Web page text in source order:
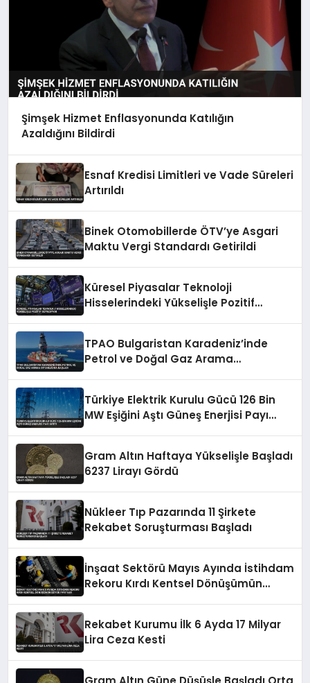
Şimşek Hizmet Enflasyonunda Katılığın
Azaldığını Bildirdi
Esnaf Kredisi Limitleri ve Vade Süreleri
Artırıldı
Binek Otomobillerde ÖTV’ye Asgari
Maktu Vergi Standardı Getirildi
Küresel Piyasalar Teknoloji
Hisselerindeki Yükselişle Pozitif
TPAO Bulgaristan Karadeniz’inde
Petrol ve Doğal Gaz Arama
Türkiye Elektrik Kurulu Gücü 126 Bin
MW Eşiğini Aştı Güneş Enerjisi Payı
Gram Altın Haftaya Yükselişle Başladı
6237 Lirayı Gördü
Nükleer Tıp Pazarında 11 Şirkete
Rekabet Soruşturması Başladı
İnşaat Sektörü Mayıs Ayında İstihdam
Rekoru Kırdı Kentsel Dönüşümün
Rekabet Kurumu İlk 6 Ayda 17 Milyar
Lira Ceza Kesti